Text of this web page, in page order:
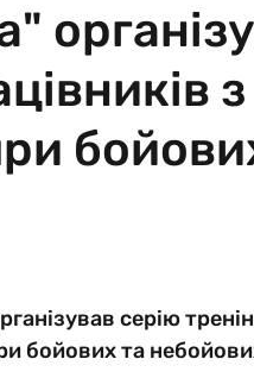
з
серію
бойових та